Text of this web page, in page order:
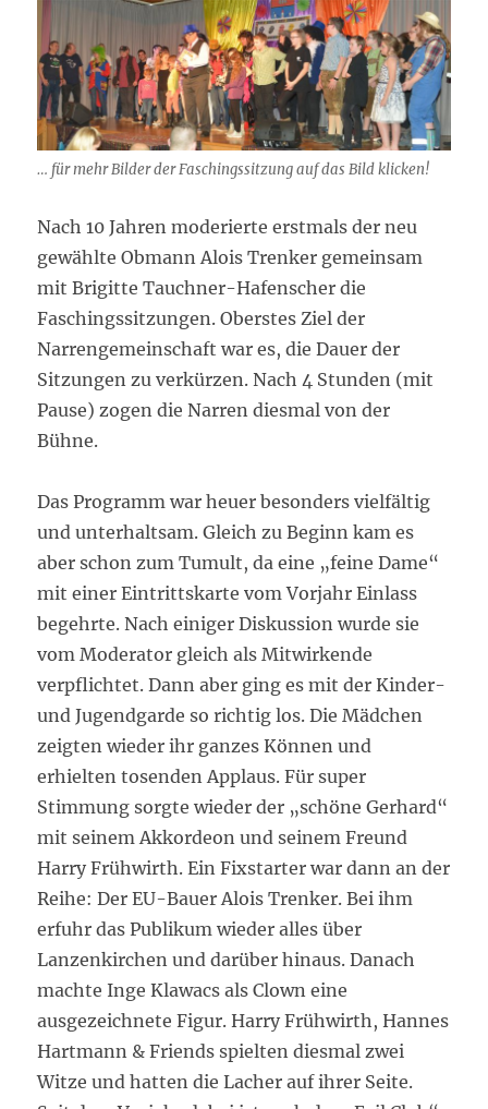
… für mehr Bilder der Faschingssitzung auf das Bild klicken!
Nach 10 Jahren moderierte erstmals der neu
gewählte Obmann Alois Trenker gemeinsam
mit Brigitte Tauchner-Hafenscher die
Faschingssitzungen. Oberstes Ziel der
Narrengemeinschaft war es, die Dauer der
Sitzungen zu verkürzen. Nach 4 Stunden (mit
Pause) zogen die Narren diesmal von der
Bühne.
Das Programm war heuer besonders vielfältig
und unterhaltsam. Gleich zu Beginn kam es
aber schon zum Tumult, da eine „feine Dame“
mit einer Eintrittskarte vom Vorjahr Einlass
begehrte. Nach einiger Diskussion wurde sie
vom Moderator gleich als Mitwirkende
verpflichtet. Dann aber ging es mit der Kinder-
und Jugendgarde so richtig los. Die Mädchen
zeigten wieder ihr ganzes Können und
erhielten tosenden Applaus. Für super
Stimmung sorgte wieder der „schöne Gerhard“
mit seinem Akkordeon und seinem Freund
Harry Frühwirth. Ein Fixstarter war dann an der
Reihe: Der EU-Bauer Alois Trenker. Bei ihm
erfuhr das Publikum wieder alles über
Lanzenkirchen und darüber hinaus. Danach
machte Inge Klawacs als Clown eine
ausgezeichnete Figur. Harry Frühwirth, Hannes
Hartmann & Friends spielten diesmal zwei
Witze und hatten die Lacher auf ihrer Seite.